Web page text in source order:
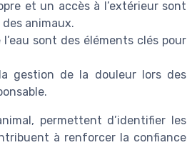
et un accès à l’extérieur sont
animaux.
sont des éléments clés pour
gestion de la douleur lors des
permettent d’identifier les
à renforcer la confiance